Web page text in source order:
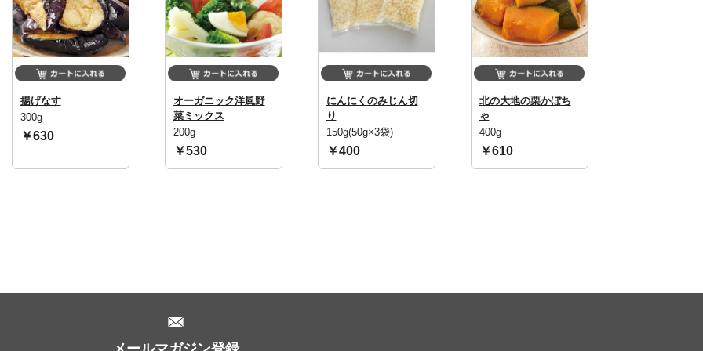
揚げなす
300g
￥630
オーガニック洋風野
菜ミックス
200g
￥530
にんにくのみじん切
り
150g(50g×3袋)
￥400
北の大地の栗かぼち
ゃ
400g
￥610